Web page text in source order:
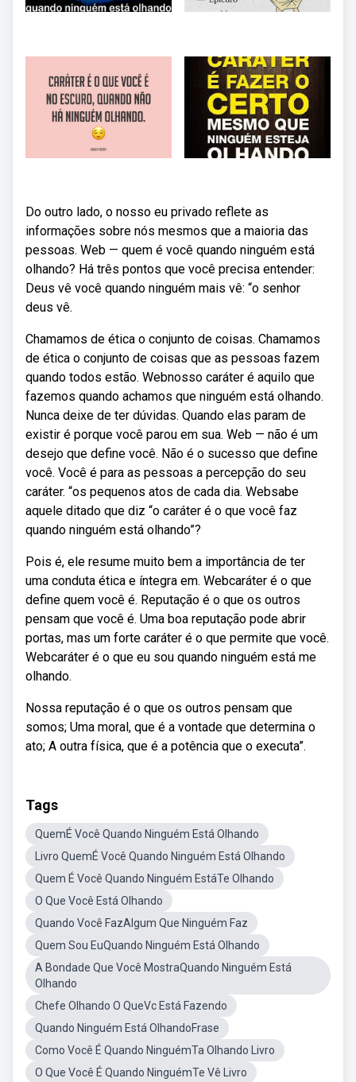
Do outro lado, o nosso eu privado reflete as
informações sobre nós mesmos que a maioria das
pessoas. Web — quem é você quando ninguém está
olhando? Há três pontos que você precisa entender:
Deus vê você quando ninguém mais vê: “o senhor
deus vê.
Chamamos de ética o conjunto de coisas. Chamamos
de ética o conjunto de coisas que as pessoas fazem
quando todos estão. Webnosso caráter é aquilo que
fazemos quando achamos que ninguém está olhando.
Nunca deixe de ter dúvidas. Quando elas param de
existir é porque você parou em sua. Web — não é um
desejo que define você. Não é o sucesso que define
você. Você é para as pessoas a percepção do seu
caráter. “os pequenos atos de cada dia. Websabe
aquele ditado que diz “o caráter é o que você faz
quando ninguém está olhando”?
Pois é, ele resume muito bem a importância de ter
uma conduta ética e íntegra em. Webcaráter é o que
define quem você é. Reputação é o que os outros
pensam que você é. Uma boa reputação pode abrir
portas, mas um forte caráter é o que permite que você.
Webcaráter é o que eu sou quando ninguém está me
olhando.
Nossa reputação é o que os outros pensam que
somos; Uma moral, que é a vontade que determina o
ato; A outra física, que é a potência que o executa”.
Tags
QuemÉ Você Quando Ninguém Está Olhando
Livro QuemÉ Você Quando Ninguém Está Olhando
Quem É Você Quando Ninguém EstáTe Olhando
O Que Você Está Olhando
Quando Você FazAlgum Que Ninguém Faz
Quem Sou EuQuando Ninguém Está Olhando
A Bondade Que Você MostraQuando Ninguém Está
Olhando
Chefe Olhando O QueVc Está Fazendo
Quando Ninguém Está OlhandoFrase
Como Você É Quando NinguémTa Olhando Livro
O Que Você É Quando NinguémTe Vê Livro